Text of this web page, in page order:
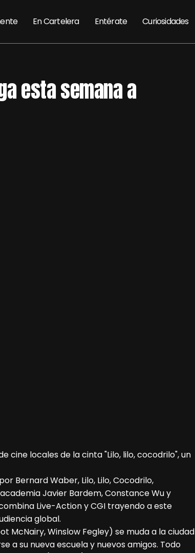
En Cartelera Entérate Curiosidades
esta semana a
cine locales de la cinta "Lilo, lilo, cocodrilo", un
Bernard Waber, Lilo, Lilo, Cocodrilo,
Javier Bardem, Constance Wu y
Live-Action y CGI trayendo a este
global.
McNairy, Winslow Fegley) se muda a la ciudad
a su nueva escuela y nuevos amigos. Todo